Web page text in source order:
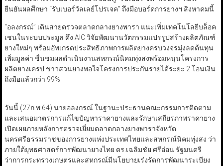
ยืนยันผลศึกษา “รับเบอร์วัลเลย์โปรเจค” ถึงมือบอร์ดการยางฯ สิงหาคมนี้
“อลงกรณ์” เดินสายตรวจตลาดกลางยางพารา แนะเพิ่มเทคโนโลยีบล็อค
เชนในระบบประมูล ดึง AIC วิจัยพัฒนานวัตกรรมแปรรูปสร้างผลิตภัณฑ์
ยางใหม่ๆ พร้อมอัพเกรดประสิทธิภาพการผลิตยางครบวงจรมุ่งลดต้นทุน
เพิ่มมูลค่า ชื่นชมผลดำเนินงานสหกรณ์นิคมทุ่งสงพร้อมหนุนโครงการ
ผลิตยางเครป ชาวสวนยางพอใจโครงการประกันรายได้ระยะ 2 โอนเงิน
ถึงมือแล้วกว่า 99%
วันนี้ (27ก.พ.64) นายอลงกรณ์ ในฐานะประธานคณะกรรมการติดตาม
และเสนอมาตรการแก้ไขปัญหาราคายางและรักษาเสถียรภาพราคายาง
เปิดเผยภายหลังการตรวจเยี่ยมตลาดกลางยางพาราจังหวัด
นครศรีธรรมราชของการยางแห่งประเทศไทยและสหกรณ์นิคมทุ่งสง ว่า
ภายใต้ยุทธศาสตร์การพัฒนายางไทย ดร.เฉลิมชัย ศรีอ่อน รัฐมนตรี
ว่าการกระทรวงเกษตรและสหกรณ์มีนโยบายเร่งรัดการพัฒนาระเบียง